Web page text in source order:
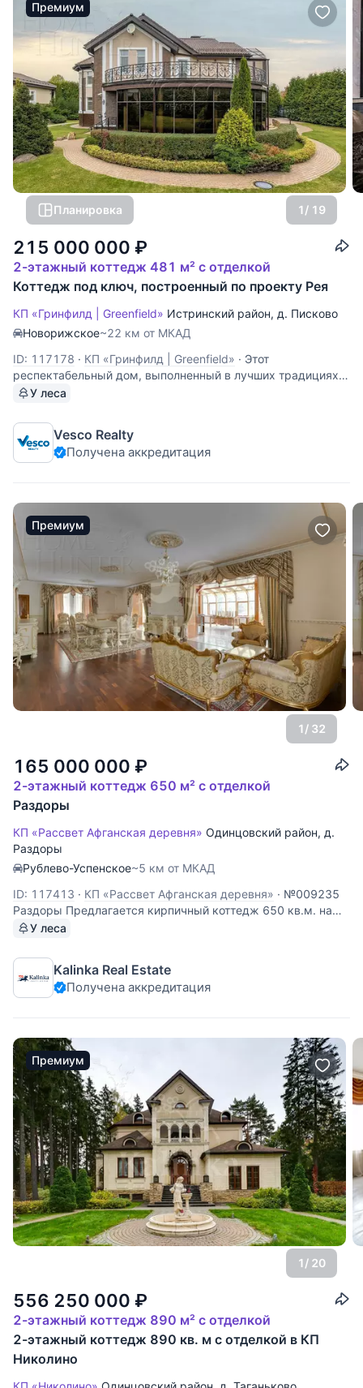
Премиум
Планировка 1/ 19
215 000 000 ₽
2-этажный коттедж 481 м² с отделкой
Коттедж под ключ, построенный по проекту Рея
КП «Гринфилд | Greenfield» Истринский район, д. Писково
Новорижское~22 км от МКАД
ID: 117178 · КП «Гринфилд | Greenfield» · Этот
респектабельный дом, выполненный в лучших традициях
западно-европейской архитектуры, несомненно, привлечет
Колоннада, обрамляющая большую крытую террасу,
придает облику этого загородного дома
У леса
Vesco Realty
Получена аккредитация
Премиум
1/ 32
165 000 000 ₽
2-этажный коттедж 650 м² с отделкой
Раздоры
КП «Рассвет Афганская деревня» Одинцовский район, д.
Раздоры
Рублево-Успенское~5 км от МКАД
ID: 117413 · КП «Рассвет Афганская деревня» · №009235
Раздоры Предлагается кирпичный коттедж 650 кв.м. на
лесном участке 17 соток в охраняемом поселке в
спортзал, с/у, котельная; 1 этаж: прихожая, кухня,
столовая, гостиная с камином, кабинет,
У леса
Kalinka Real Estate
Получена аккредитация
Премиум
1 / 20
556 250 000 ₽
2-этажный коттедж 890 м² с отделкой
2-этажный коттедж 890 кв. м с отделкой в КП
Николино